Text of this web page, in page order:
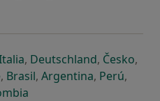
açılır
bir sekmede açılır
yeni bir sekmede açılır
, Deutschlandyeni bir
, Českoyeni
,
açılır
sekmede açılır
yeni bir sekmede açılır
, Brasilyeni bir sekmede açılır
, Argentinayeni bir
, Perúyeni
,